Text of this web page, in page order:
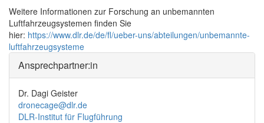
Weitere Informationen zur Forschung an unbemannten
Luftfahrzeugsystemen finden Sie
hier: https://www.dlr.de/de/fl/ueber-uns/abteilungen/unbemannte-
luftfahrzeugsysteme
Ansprechpartner:in
Dr. Dagi Geister
dronecage@dlr.de
DLR-Institut für Flugführung